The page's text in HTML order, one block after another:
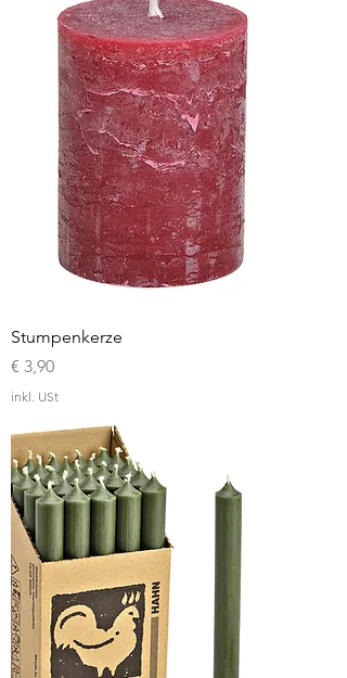
Stumpenkerze
Preis
€ 3,90
inkl. USt